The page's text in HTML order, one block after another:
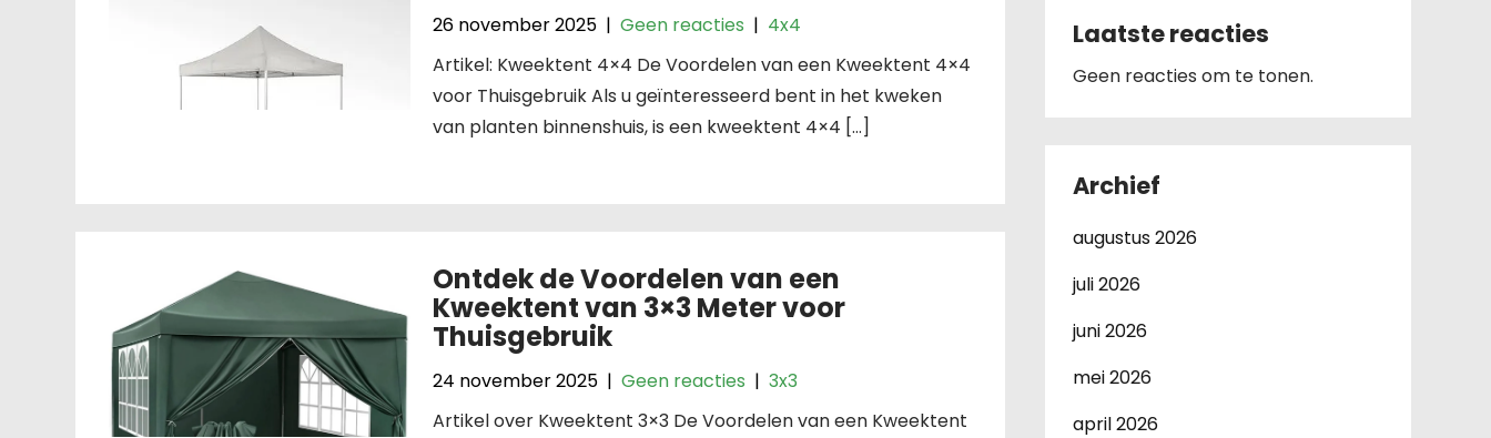
26 november 2025 |Geen reacties | 4x4
Artikel: Kweektent 4×4 De Voordelen van een Kweektent 4×4
voor Thuisgebruik Als u geïnteresseerd bent in het kweken
van planten binnenshuis, is een kweektent 4×4 […]
Ontdek de Voordelen van een
Kweektent van 3×3 Meter voor
Thuisgebruik
24 november 2025 |Geen reacties |3x3
Artikel over Kweektent 3×3 De Voordelen van een Kweektent
Laatste reacties
Geen reacties om te tonen.
Archief
augustus 2026
juli 2026
juni 2026
mei 2026
april 2026